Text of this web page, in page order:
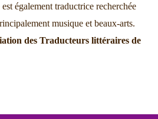
également traductrice recherchée
musique et beaux-arts.
des Traducteurs littéraires de